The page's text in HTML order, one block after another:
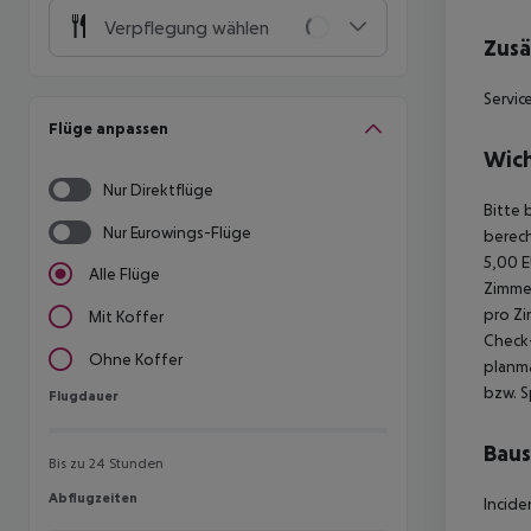
Verpflegung wählen
Flüge anpassen
Nur Direktflüge
Nur Eurowings-Flüge
Alle Flüge
Mit Koffer
Ohne Koffer
Flugdauer
Flugdauer
Bis zu 24 Stunden
Abflugzeiten
Abflugzeiten
Bitte
5,00
pro
bzw.